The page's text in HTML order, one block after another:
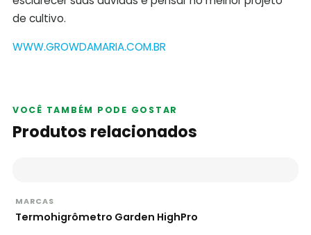
de cultivo.
WWW.GROWDAMARIA.COM.BR
VOCÊ TAMBÉM PODE GOSTAR
Produtos relacionados
MARCAS
Termohigrômetro Garden HighPro